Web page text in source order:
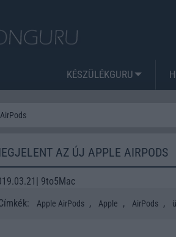
KÉSZÜLÉKGURU
AZ ÚJ APPLE AIRPODS
9to5Mac
Apple AirPods , Apple , AirPods ,